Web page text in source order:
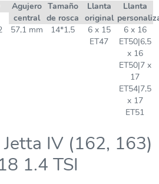
Agujero
central
Tamaño
de rosca
Llanta
original
Llanta
57,1 mm 14*1,5
6 x 15
ET47
6 x 16
ET50|6,5
x 16
ET50|7 x
17
ET54|7,5
x 17
ET51
IV (162, 163)
1.4 TSI